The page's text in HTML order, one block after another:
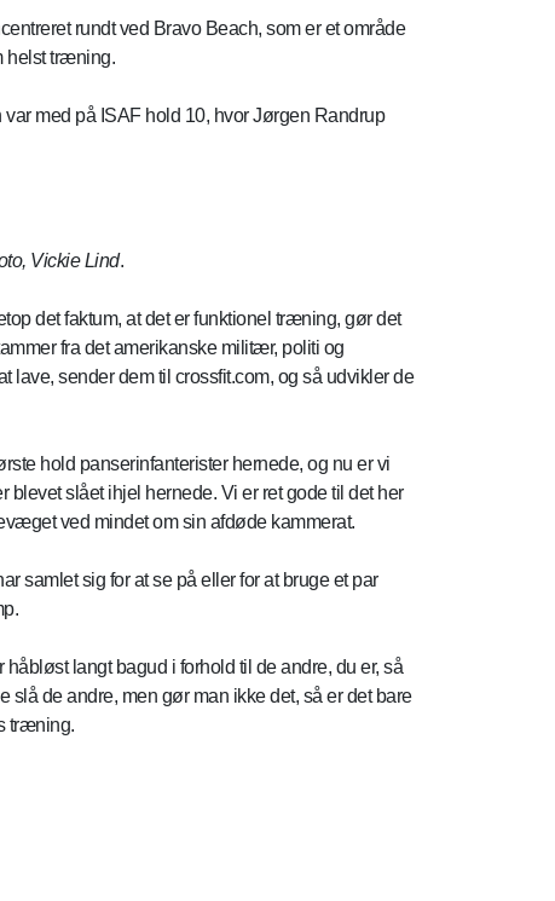
rundt ved Bravo Beach, som er et område
helst træning.
med på ISAF hold 10, hvor Jørgen Randrup
Vickie Lind.
det faktum, at det er funktionel træning, gør det
fra det amerikanske militær, politi og
lave, sender dem til crossfit.com, og så udvikler de
hold panserinfanterister hernede, og nu er vi
blevet slået ihjel hernede. Vi er ret gode til det her
ved mindet om sin afdøde kammerat.
samlet sig for at se på eller for at bruge et par
langt bagud i forhold til de andre, du er, så
de andre, men gør man ikke det, så er det bare
træning.